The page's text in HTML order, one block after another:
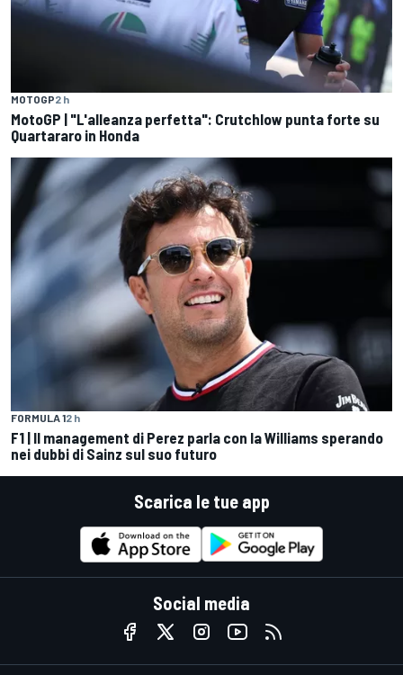
MOTOGP2 h
MotoGP | "L'alleanza perfetta": Crutchlow punta forte su
Quartararo in Honda
FORMULA 12 h
F1 | Il management di Perez parla con la Williams sperando
nei dubbi di Sainz sul suo futuro
Scarica le tue app
Social media